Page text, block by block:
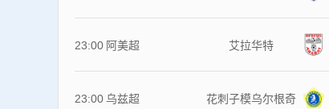
23:00 阿美超 艾拉华特
23:00乌兹超 花刺子模乌尔根奇